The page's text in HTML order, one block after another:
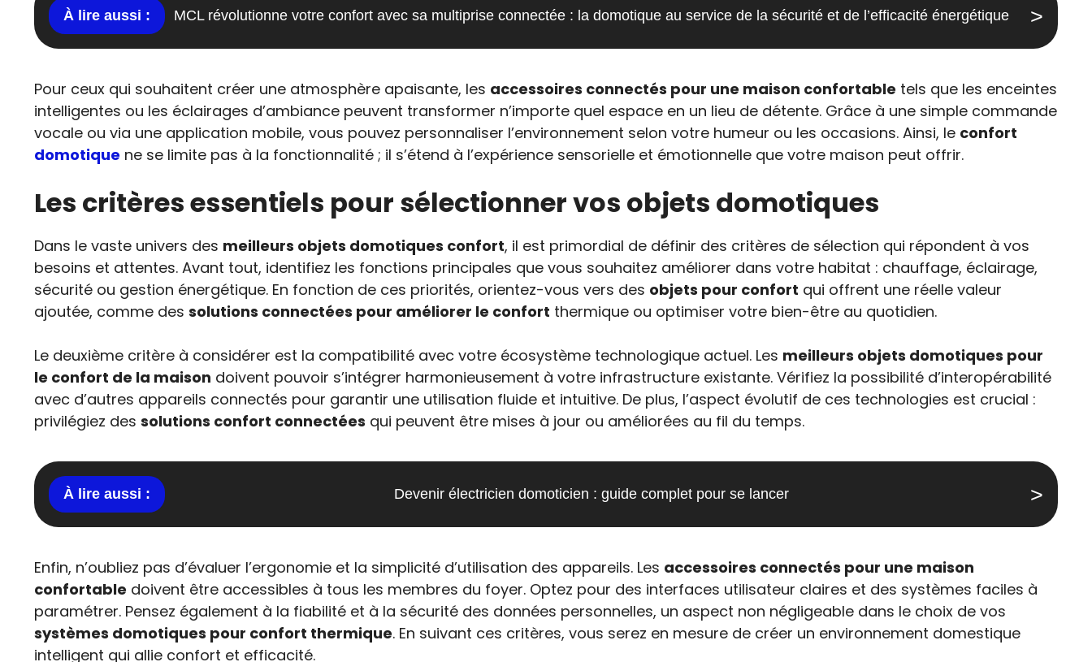
MCL révolutionne votre confort avec sa multiprise connectée : la domotique au service de la sécurité et de l’efficacité énergétique
Pour ceux qui souhaitent créer une atmosphère apaisante, les accessoires connectés pour une maison confortable tels que les enceintes
intelligentes ou les éclairages d’ambiance peuvent transformer n’importe quel espace en un lieu de détente. Grâce à une simple commande
vocale ou via une application mobile, vous pouvez personnaliser l’environnement selon votre humeur ou les occasions. Ainsi, le confort
domotique ne se limite pas à la fonctionnalité ; il s’étend à l’expérience sensorielle et émotionnelle que votre maison peut offrir.
Les critères essentiels pour sélectionner vos objets domotiques
Dans le vaste univers des meilleurs objets domotiques confort, il est primordial de définir des critères de sélection qui répondent à vos
besoins et attentes. Avant tout, identifiez les fonctions principales que vous souhaitez améliorer dans votre habitat : chauffage, éclairage,
sécurité ou gestion énergétique. En fonction de ces priorités, orientez-vous vers des objets pour confort qui offrent une réelle valeur
ajoutée, comme des solutions connectées pour améliorer le confort thermique ou optimiser votre bien-être au quotidien.
Le deuxième critère à considérer est la compatibilité avec votre écosystème technologique actuel. Les meilleurs objets domotiques pour
le confort de la maison doivent pouvoir s’intégrer harmonieusement à votre infrastructure existante. Vérifiez la possibilité d’interopérabilité
avec d’autres appareils connectés pour garantir une utilisation fluide et intuitive. De plus, l’aspect évolutif de ces technologies est crucial :
privilégiez des solutions confort connectées qui peuvent être mises à jour ou améliorées au fil du temps.
Devenir électricien domoticien : guide complet pour se lancer
Enfin, n’oubliez pas d’évaluer l’ergonomie et la simplicité d’utilisation des appareils. Les accessoires connectés pour une maison
confortable doivent être accessibles à tous les membres du foyer. Optez pour des interfaces utilisateur claires et des systèmes faciles à
paramétrer. Pensez également à la fiabilité et à la sécurité des données personnelles, un aspect non négligeable dans le choix de vos
systèmes domotiques pour confort thermique. En suivant ces critères, vous serez en mesure de créer un environnement domestique
intelligent qui allie confort et efficacité.